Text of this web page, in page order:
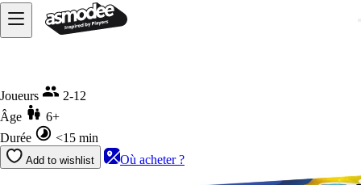
Joueurs
2-12
Âge
6+
Durée
<15 min
Add to wishlist Où acheter ?